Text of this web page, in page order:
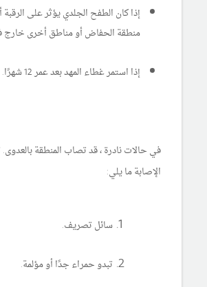
إذا كان الطفح الجلدي يؤثر على الرقبة
منطقة الحفاض أو مناطق أخرى خارج
إذا استمر غطاء المهد بعد عمر 12 شهرًا.
في حالات نادرة ، قد تصاب المنطقة
الإصابة ما يلي:
سائل تصريف.
تبدو حمراء جدًا أو مؤلمة.